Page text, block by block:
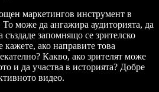
маркетингов инструмент в
може да ангажира аудиторията, да
запомнящо се зрителско
ако направите това
Какво, ако зрителят може
и да участва в историята? Добре
видео.